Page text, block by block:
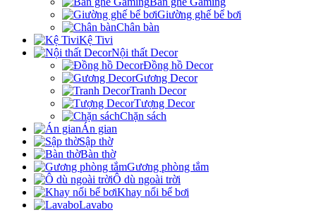
Giường ghế bể bơi
Chân bàn
Kệ Tivi
Nội thất Decor
Đồng hồ Decor
Gương Decor
Tranh Decor
Tượng Decor
Chặn sách
Án gian
Sập thờ
Bàn thờ
Gương phòng tắm
Ô dù ngoài trời
Khay nổi bể bơi
Lavabo